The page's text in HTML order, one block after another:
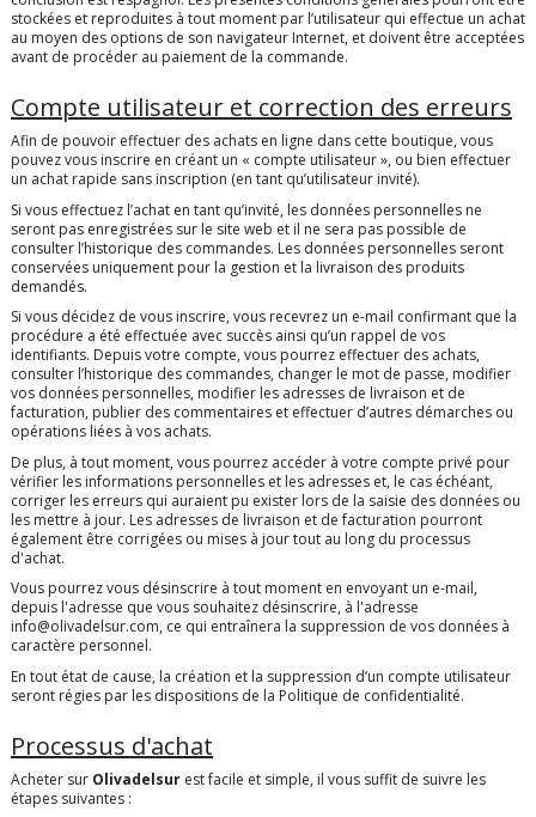
stockées et reproduites à tout moment par l’utilisateur qui effectue un achat
au moyen des options de son navigateur Internet, et doivent être acceptées
avant de procéder au paiement de la commande.
Compte utilisateur et correction des erreurs
Afin de pouvoir effectuer des achats en ligne dans cette boutique, vous
pouvez vous inscrire en créant un « compte utilisateur », ou bien effectuer
un achat rapide sans inscription (en tant qu’utilisateur invité).
Si vous effectuez l’achat en tant qu’invité, les données personnelles ne
seront pas enregistrées sur le site web et il ne sera pas possible de
consulter l’historique des commandes. Les données personnelles seront
conservées uniquement pour la gestion et la livraison des produits
demandés.
Si vous décidez de vous inscrire, vous recevrez un e-mail confirmant que la
procédure a été effectuée avec succès ainsi qu’un rappel de vos
identifiants. Depuis votre compte, vous pourrez effectuer des achats,
consulter l’historique des commandes, changer le mot de passe, modifier
vos données personnelles, modifier les adresses de livraison et de
facturation, publier des commentaires et effectuer d’autres démarches ou
opérations liées à vos achats.
De plus, à tout moment, vous pourrez accéder à votre compte privé pour
vérifier les informations personnelles et les adresses et, le cas échéant,
corriger les erreurs qui auraient pu exister lors de la saisie des données ou
les mettre à jour. Les adresses de livraison et de facturation pourront
également être corrigées ou mises à jour tout au long du processus
d'achat.
Vous pourrez vous désinscrire à tout moment en envoyant un e-mail,
depuis l'adresse que vous souhaitez désinscrire, à l'adresse
info@olivadelsur.com, ce qui entraînera la suppression de vos données à
caractère personnel.
En tout état de cause, la création et la suppression d’un compte utilisateur
seront régies par les dispositions de la Politique de confidentialité.
Processus d'achat
Acheter sur Olivadelsur est facile et simple, il vous suffit de suivre les
étapes suivantes :